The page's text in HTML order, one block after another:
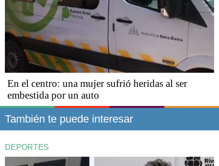
En el centro: una mujer sufrió heridas al ser
embestida por un auto
También te puede interesar
DEPORTES